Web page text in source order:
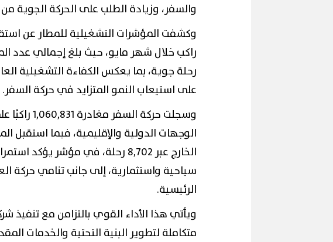
والسفر، وزيادة الطلب على الحركة الجوية
رحلة جوية، بما يعكس الكفاءة التشغيلية
على استيعاب النمو المتزايد في حركة السفر.
الخارج عبر 8,702 رحلة، في مؤشر
سياحية واستثمارية، إلى جانب تنامي حركة
الرئيسية.
ويأتي هذا الأداء القوي بالتزامن مع تنفيذ
متكاملة لتطوير البنية التحتية والخدمات
إقبال كبير ينعش سياحة اليوم الواحد
لكورال التعليم في فعاليات
(صور)